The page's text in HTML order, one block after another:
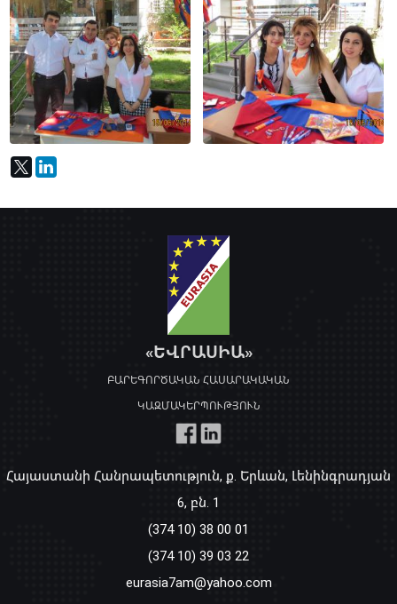
«ԵՎՐԱՍԻԱ»
ԲԱՐԵԳՈՐԾԱԿԱՆ ՀԱՍԱՐԱԿԱԿԱՆ
ԿԱԶՄԱԿԵՐՊՈՒԹՅՈՒՆ
Հայաստանի Հանրապետություն, ք. Երևան, Լենինգրադյան
6, բն. 1
(374 10) 38 00 01
(374 10) 39 03 22
eurasia7am@yahoo.com